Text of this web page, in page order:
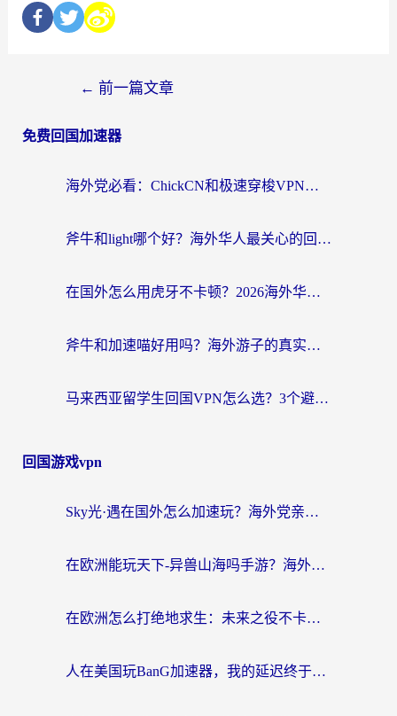
← 前一篇文章
免费回国加速器
海外党必看：ChickCN和极速穿梭VPN好用吗？3招教你选对回国加速器无缝刷国内资源
斧牛和light哪个好？海外华人最关心的回国加速器选择难题，一篇讲透
在国外怎么用虎牙不卡顿？2026海外华人亲测有效的回国加速器选择指南
斧牛和加速喵好用吗？海外游子的真实选择困境
马来西亚留学生回国VPN怎么选？3个避坑点+1款实测好用的加速器推荐
回国游戏vpn
Sky光·遇在国外怎么加速玩？海外党亲测有效的国服游戏加速指南
在欧洲能玩天下-异兽山海吗手游？海外玩家的加速器生存指南
在欧洲怎么打绝地求生：未来之役不卡？留学生亲测的加速器避坑指南
人在美国玩BanG加速器，我的延迟终于绿了